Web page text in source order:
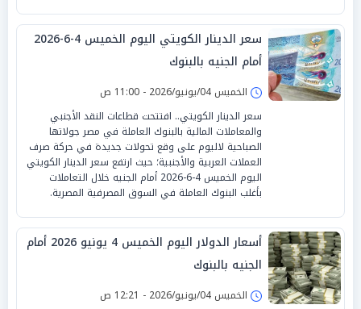
سعر الدينار الكويتي اليوم الخميس 4-6-2026
أمام الجنيه بالبنوك
الخميس 04/يونيو/2026 - 11:00 ص
سعر الدينار الكويتي.. افتتحت قطاعات النقد الأجنبي
والمعاملات المالية بالبنوك العاملة في مصر جولاتها
الصباحية لاليوم على وقع تحولات جديدة في حركة صرف
العملات العربية والأجنبية؛ حيث ارتفع سعر الدينار الكويتي
اليوم الخميس 4-6-2026 أمام الجنيه خلال التعاملات
بأغلب البنوك العاملة في السوق المصرفية المصرية.
أسعار الدولار اليوم الخميس 4 يونيو 2026 أمام
الجنيه بالبنوك
الخميس 04/يونيو/2026 - 12:21 ص